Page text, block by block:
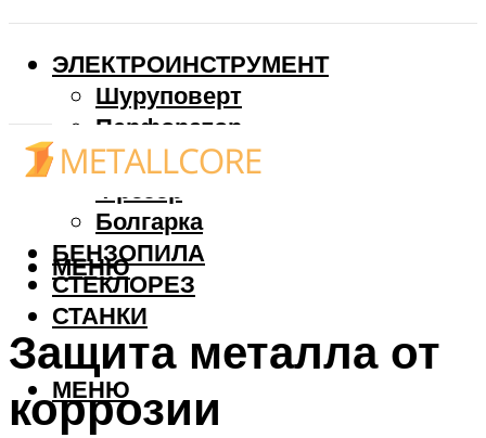
ЭЛЕКТРОИНСТРУМЕНТ
Шуруповерт
Перфоратор
Дрель
Фрезер
Болгарка
БЕНЗОПИЛА
СТЕКЛОРЕЗ
СТАНКИ
МЕНЮ
МЕНЮ
Защита металла от
коррозии